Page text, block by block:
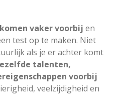
vaker voorbij en
test op te maken. Niet
als je er achter komt
talenten,
voorbij
veelzijdigheid en